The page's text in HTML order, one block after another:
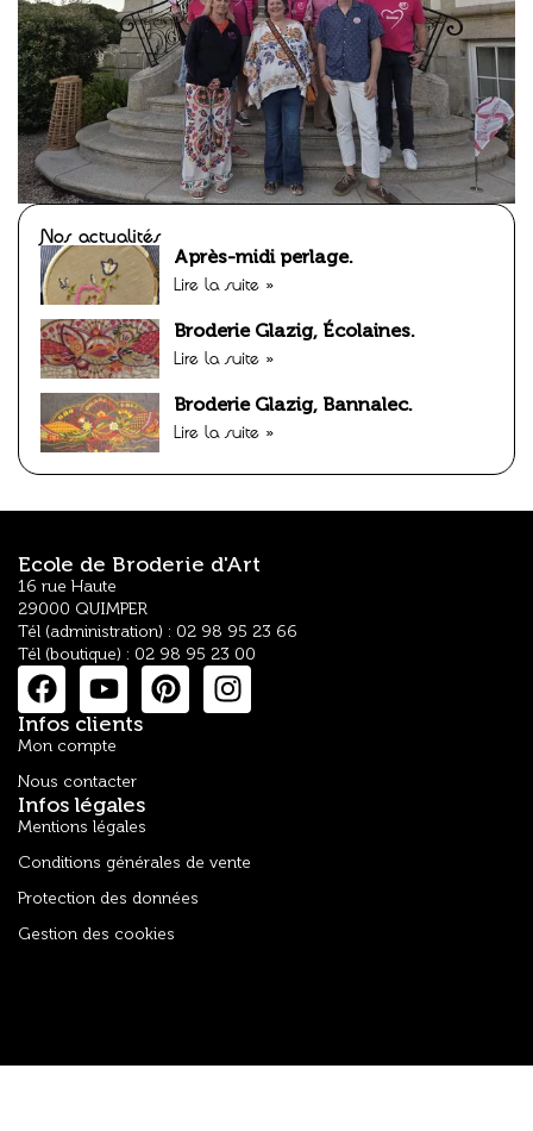
Nos actualités
Après-midi perlage.
Lire la suite »
Broderie Glazig, Écolaines.
Lire la suite »
Broderie Glazig, Bannalec.
Lire la suite »
Ecole de Broderie d'Art
16 rue Haute
29000 QUIMPER
Tél (administration) : 02 98 95 23 66
Tél (boutique) : 02 98 95 23 00
Infos clients
Mon compte
Nous contacter
Infos légales
Mentions légales
Conditions générales de vente
Protection des données
Gestion des cookies